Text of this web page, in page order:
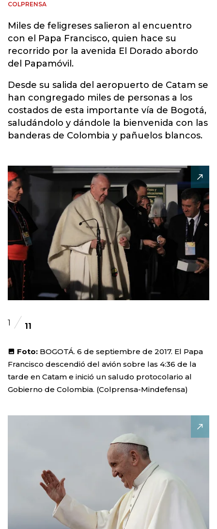
COLPRENSA
Miles de feligreses salieron al encuentro
con el Papa Francisco, quien hace su
recorrido por la avenida El Dorado abordo
del Papamóvil.
Desde su salida del aeropuerto de Catam se
han congregado miles de personas a los
costados de esta importante vía de Bogotá,
saludándolo y dándole la bienvenida con las
banderas de Colombia y pañuelos blancos.
1 11
Foto: BOGOTÁ. 6 de septiembre de 2017. El Papa
Francisco descendió del avión sobre las 4:36 de la
tarde en Catam e inició un saludo protocolario al
Gobierno de Colombia. (Colprensa-Mindefensa)